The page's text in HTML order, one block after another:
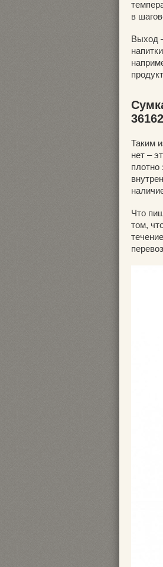
в
Выход
Таким
нет –
плотно
Что
том,